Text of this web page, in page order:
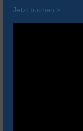
Jetzt buchen >